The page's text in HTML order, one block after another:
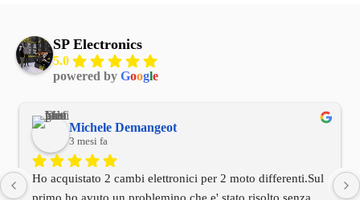
SP Electronics
5.0
powered by Google
Michele Demangeot
3 mesi fa
Ho acquistato 2 cambi elettronici per 2 moto differenti.Sul